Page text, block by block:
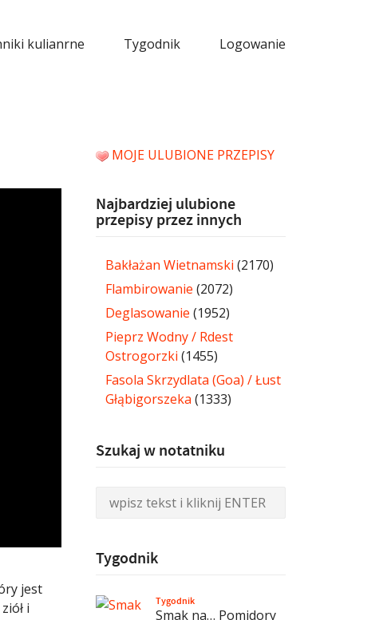
kulianrne Tygodnik Logowanie
jest
i
MOJE ULUBIONE PRZEPISY
Najbardziej ulubione
przepisy przez innych
Bakłażan Wietnamski (2170)
Flambirowanie (2072)
Deglasowanie (1952)
Pieprz Wodny / Rdest
Ostrogorzki (1455)
Fasola Skrzydlata (Goa) / Łust
Głąbigorszeka (1333)
Szukaj w notatniku
Tygodnik
Tygodnik
Smak na… Pomidory